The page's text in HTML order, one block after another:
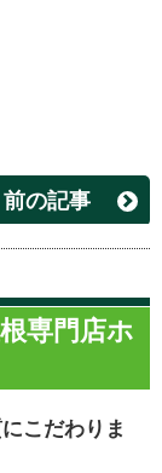
前の記事
専門店ホ
こだわりま